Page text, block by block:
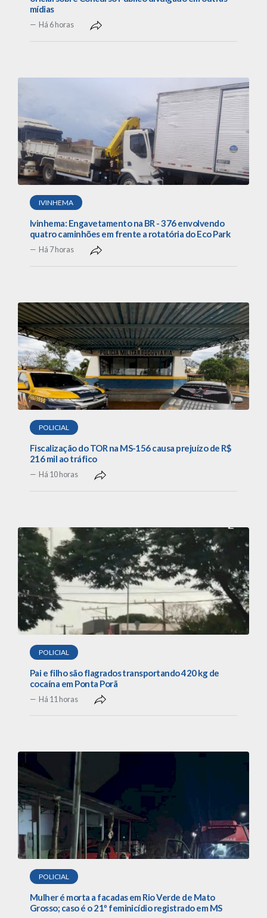
mídias
Há 6 horas
IVINHEMA
Ivinhema: Engavetamento na BR - 376 envolvendo
quatro caminhões em frente a rotatória do Eco Park
Há 7 horas
POLICIAL
Fiscalização do TOR na MS-156 causa prejuízo de R$
216 mil ao tráfico
Há 10 horas
POLICIAL
Pai e filho são flagrados transportando 420 kg de
cocaína em Ponta Porã
Há 11 horas
POLICIAL
Mulher é morta a facadas em Rio Verde de Mato
Grosso; caso é o 21º feminicídio registrado em MS